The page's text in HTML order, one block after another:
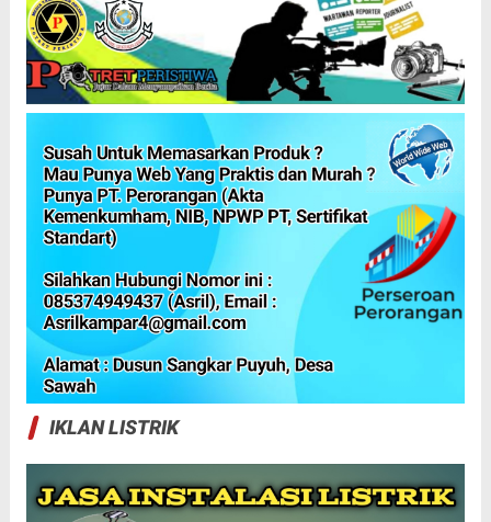
IKLAN LISTRIK